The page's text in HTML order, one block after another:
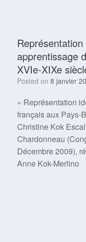
apprentissage
XVIe-XIXe
Posted on 8 janvier
« Représentation
français aux Pays-
Christine Kok
Chardonneau
Décembre 2009),
Anne Kok-Merlino